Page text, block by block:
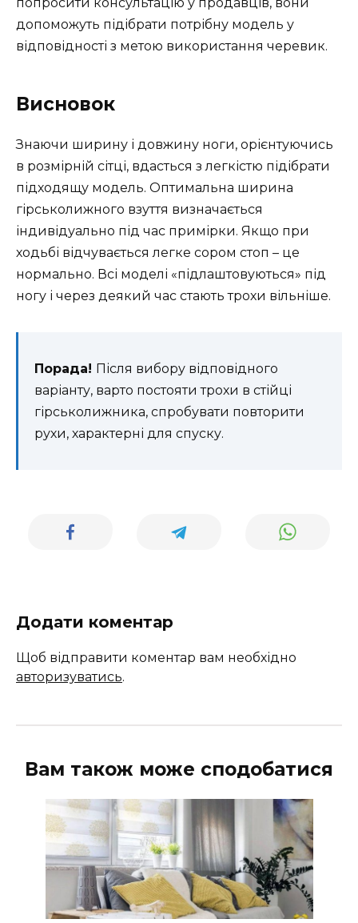
попросити консультацію у продавців, вони
допоможуть підібрати потрібну модель у
відповідності з метою використання черевик.
Висновок
Знаючи ширину і довжину ноги, орієнтуючись
в розмірній сітці, вдасться з легкістю підібрати
підходящу модель. Оптимальна ширина
гірськолижного взуття визначається
індивідуально під час примірки. Якщо при
ходьбі відчувається легке сором стоп – це
нормально. Всі моделі «підлаштовуються» під
ногу і через деякий час стають трохи вільніше.
Порада! Після вибору відповідного
варіанту, варто постояти трохи в стійці
гірськолижника, спробувати повторити
рухи, характерні для спуску.
Додати коментар
Щоб відправити коментар вам необхідно
авторизуватись.
Вам також може сподобатися